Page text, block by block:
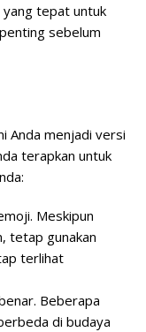
yang tepat untuk
sebelum
Anda menjadi versi
terapkan untuk
Meskipun
tetap gunakan
terlihat
Beberapa
di budaya